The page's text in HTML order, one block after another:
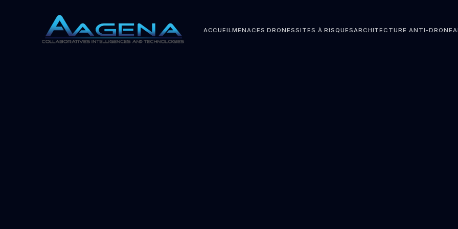
ACCUEILMENACES DRONESSITES À RISQUES ARCHITECTURE ANTI-DRONE